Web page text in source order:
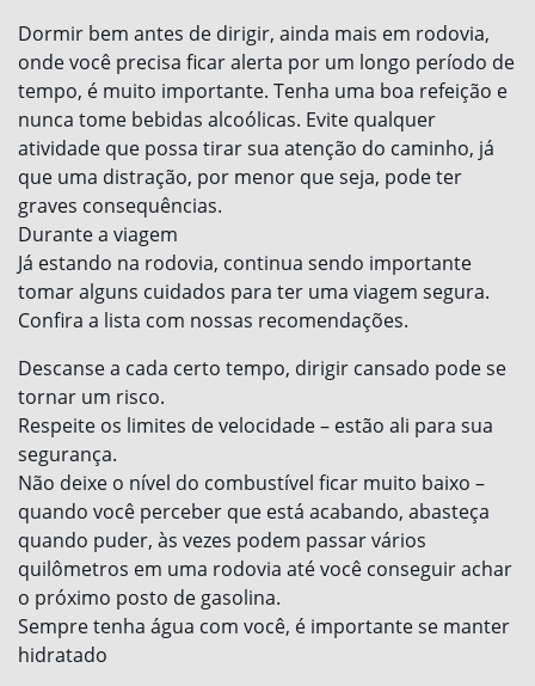
Dormir bem antes de dirigir, ainda mais em rodovia,
onde você precisa ficar alerta por um longo período de
tempo, é muito importante. Tenha uma boa refeição e
nunca tome bebidas alcoólicas. Evite qualquer
atividade que possa tirar sua atenção do caminho, já
que uma distração, por menor que seja, pode ter
graves consequências.
Durante a viagem
Já estando na rodovia, continua sendo importante
tomar alguns cuidados para ter uma viagem segura.
Confira a lista com nossas recomendações.
Descanse a cada certo tempo, dirigir cansado pode se
tornar um risco.
Respeite os limites de velocidade – estão ali para sua
segurança.
Não deixe o nível do combustível ficar muito baixo –
quando você perceber que está acabando, abasteça
quando puder, às vezes podem passar vários
quilômetros em uma rodovia até você conseguir achar
o próximo posto de gasolina.
Sempre tenha água com você, é importante se manter
hidratado